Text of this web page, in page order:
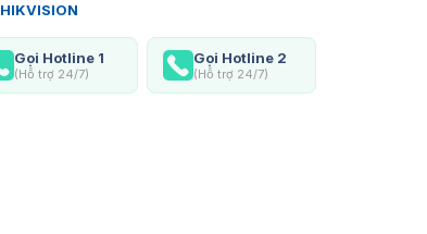
HIKVISION
Gọi Hotline 1
(Hỗ trợ 24/7)
Gọi Hotline 2
(Hỗ trợ 24/7)